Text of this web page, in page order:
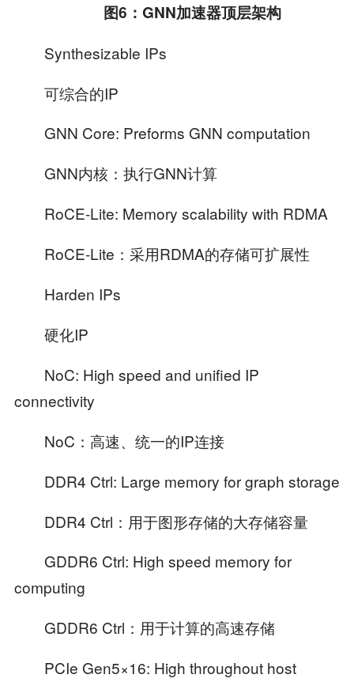
图6 ： GNN加速器顶层架构
Synthesizable IPs
可综合的IP
GNN Core: Preforms GNN computation
GNN内核：执行GNN计算
RoCE-Lite: Memory scalability with RDMA
RoCE-Lite：采用RDMA的存储可扩展性
Harden IPs
硬化IP
NoC: High speed and unified IP
connectivity
NoC：高速、统一的IP连接
DDR4 Ctrl: Large memory for graph storage
DDR4 Ctrl：用于图形存储的大存储容量
GDDR6 Ctrl: High speed memory for
computing
GDDR6 Ctrl：用于计算的高速存储
PCIe Gen5×16: High throughout host